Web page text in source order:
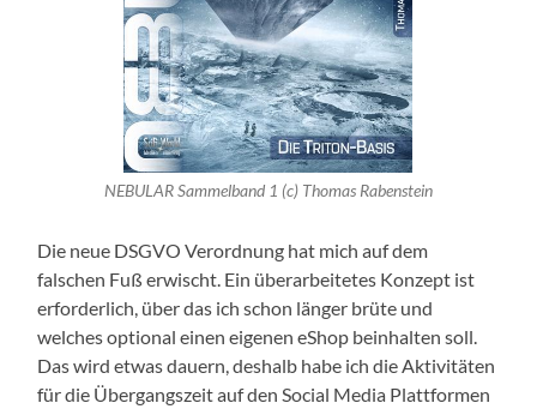
NEBULAR Sammelband 1 (c) Thomas Rabenstein
Die neue DSGVO Verordnung hat mich auf dem
falschen Fuß erwischt. Ein überarbeitetes Konzept ist
erforderlich, über das ich schon länger brüte und
welches optional einen eigenen eShop beinhalten soll.
Das wird etwas dauern, deshalb habe ich die Aktivitäten
für die Übergangszeit auf den Social Media Plattformen